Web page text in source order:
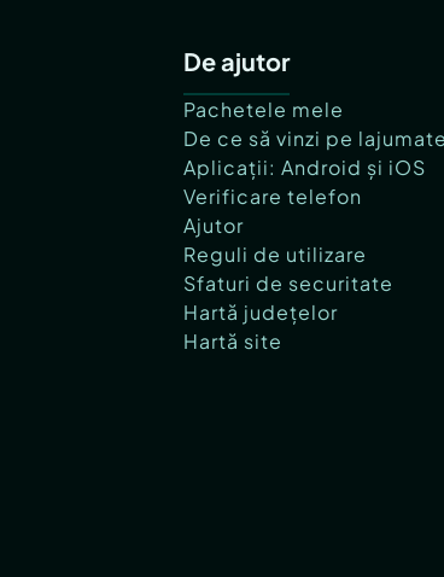
De ajutor
Pachetele mele
De ce să vinzi pe
Aplicații: Android și iOS
Verificare telefon
Ajutor
Reguli de utilizare
Sfaturi de securitate
Hartă județelor
Hartă site